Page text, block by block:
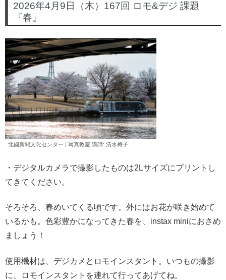
2026年4月9日（木）167回 ロモ&デジ 課題
『春』
北國新聞文化センター | 写真教室 講師: 清水梅子
・デジタルカメラで撮影したものは2Lサイズにプリントし
てきてください。
そろそろ、春めいてくる頃です。外にはお花が咲き始めて
いるかも。色彩豊かになってきた春を、instax miniにおさめ
ましょう！
使用機材は、デジカメとロモインスタント。いつもの撮影
に、ロモインスタントを連れて行ってあげてね。